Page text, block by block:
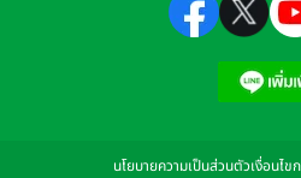
ของกำไรขั้นต้นรวม โดยแบ่งเป็น ก
ไทย 22.5% ธุรกิจก๊าซ LPG 9.5% แ
ธุรกิจน้ำมัน ร้านสะดวกซื้อ Max
และบำรุงรักษารถยนต์ Autobacs ธุ
นโยบายความเป็นส่วนตัวเงื่อนไข